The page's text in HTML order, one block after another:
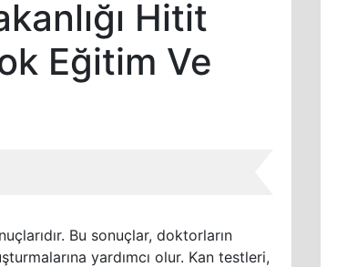
Hitit
Eğitim Ve
Bu sonuçlar, doktorların
yardımcı olur. Kan testleri,